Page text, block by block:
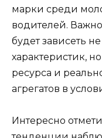
марки среди
водителей.
будет зависеть
характеристик,
ресурса и
агрегатов в
Интересно